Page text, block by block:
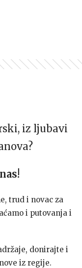
iz ljubavi
trud i novac za
i putovanja i
donirajte i
iz regije.